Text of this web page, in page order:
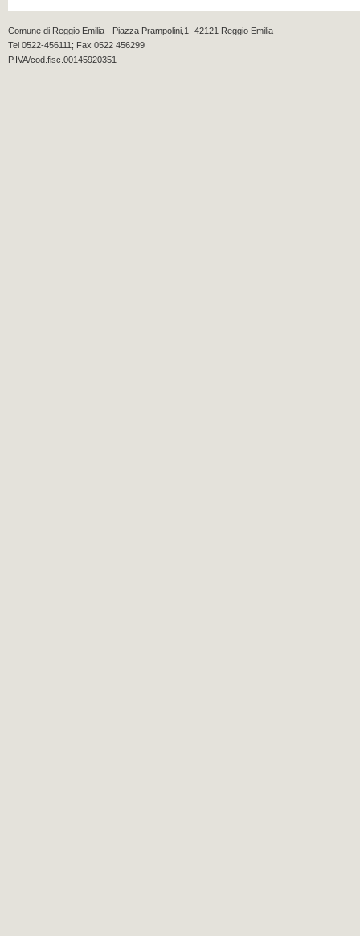
Comune di Reggio Emilia - Piazza Prampolini,1- 42121 Reggio Emilia
Tel 0522-456111; Fax 0522 456299
P.IVA/cod.fisc.00145920351